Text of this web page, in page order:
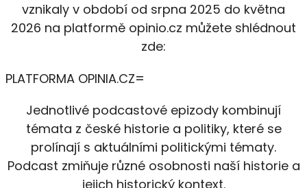
vznikaly v období od srpna 2025 do května
2026 na platformě opinio.cz můžete shlédnout
zde:
PLATFORMA OPINIA.CZ
Jednotlivé podcastové epizody kombinují
témata z české historie a politiky, které se
prolínají s aktuálními politickými tématy.
Podcast zmiňuje různé osobnosti naší historie a
jejich historický kontext.